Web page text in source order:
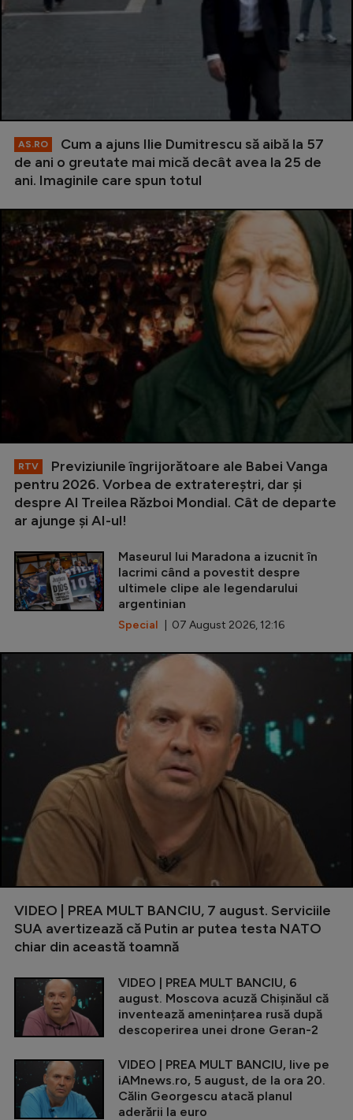
AS.RO
Cum a ajuns Ilie Dumitrescu să aibă la 57
de ani o greutate mai mică decât avea la 25 de
ani. Imaginile care spun totul
RTV
Previziunile îngrijorătoare ale Babei Vanga
pentru 2026. Vorbea de extratereștri, dar și
despre Al Treilea Război Mondial. Cât de departe
ar ajunge și AI-ul!
Maseurul lui Maradona a izucnit în
lacrimi când a povestit despre
ultimele clipe ale legendarului
argentinian
Special | 07 August 2026, 12:16
VIDEO | PREA MULT BANCIU, 7 august. Serviciile
SUA avertizează că Putin ar putea testa NATO
chiar din această toamnă
VIDEO | PREA MULT BANCIU, 6
august. Moscova acuză Chișinăul că
inventează amenințarea rusă după
descoperirea unei drone Geran-2
VIDEO | PREA MULT BANCIU, live pe
iAMnews.ro, 5 august, de la ora 20.
Călin Georgescu atacă planul
aderării la euro